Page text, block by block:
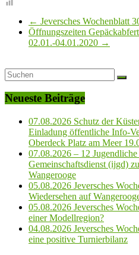
← Jeversches Wochenblatt
Öffnungszeiten
02.01.-04.01.2020 →
Neueste Beiträge
07.08.2026 Schutz der
Einladung öffentliche Info-
Oberdeck Platz am Meer
07.08.2026 – 12
Gemeinschaftsdienst (ijgd)
Wangerooge
05.08.2026 Jeversches
Wiedersehen auf
05.08.2026 Jeversches
einer Modellregion?
04.08.2026 Jeversches
eine positive Turnierbilanz